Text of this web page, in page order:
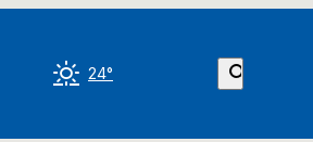
24° search